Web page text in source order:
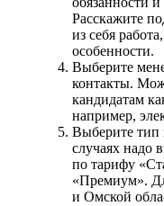
Расскажите
из себя
особенности.
Выберите
контакты.
кандидатам
например,
Выберите тип
случаях надо
по тарифу
«Премиум».
и Омской